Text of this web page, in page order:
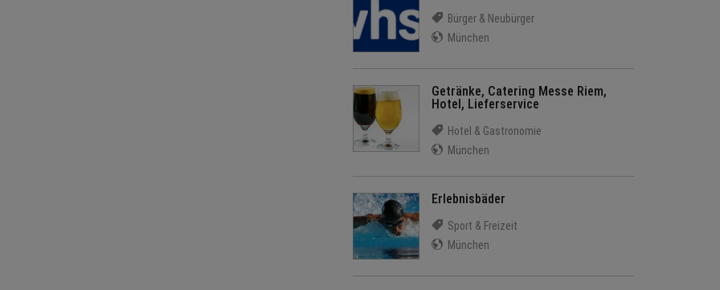
Bürger & Neubürger
München
Getränke, Catering Messe Riem,
Hotel, Lieferservice
Hotel & Gastronomie
München
Erlebnisbäder
Sport & Freizeit
München